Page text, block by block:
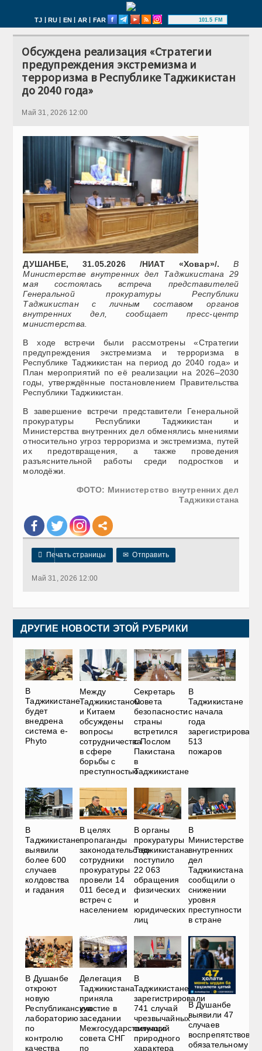
TJ | RU | EN | AR | FAR 101.5 FM
Обсуждена реализация «Стратегии
предупреждения экстремизма и
терроризма в Республике Таджикистан
до 2040 года»
Май 31, 2026 12:00
ДУШАНБЕ, 31.05.2026 /НИАТ «Ховар»/.
В
Министерстве внутренних дел Таджикистана 29
мая состоялась встреча представителей
Генеральной прокуратуры Республики
Таджикистан с личным составом органов
внутренних дел, сообщает пресс-центр
министерства.
В ходе встречи были рассмотрены «Стратегии
предупреждения экстремизма и терроризма в
Республике Таджикистан на период до 2040 года» и
План мероприятий по её реализации на 2026–2030
годы, утверждённые постановлением Правительства
Республики Таджикистан.
В завершение встречи представители Генеральной
прокуратуры Республики Таджикистан и
Министерства внутренних дел обменялись мнениями
относительно угроз терроризма и экстремизма, путей
их предотвращения, а также проведения
разъяснительной работы среди подростков и
молодёжи.
ФОТО: Министерство внутренних дел
Таджикистана
 Печать страницы ✉ Отправить
Май 31, 2026 12:00
ДРУГИЕ НОВОСТИ ЭТОЙ РУБРИКИ
В
Таджикистане
будет
внедрена
система e-
Phyto
Между
Таджикистаном
и Китаем
обсуждены
вопросы
сотрудничества
в сфере
борьбы с
преступностью
Секретарь
Совета
безопасности
страны
встретился
с Послом
Пакистана
в
Таджикистане
В
Таджикистане
с начала
года
зарегистрировано
513
пожаров
В
Таджикистане
выявили
более 600
случаев
колдовства
и гадания
В целях
пропаганды
законодательства
сотрудники
прокуратуры
провели 14
011 бесед и
встреч с
населением
В органы
прокуратуры
Таджикистана
поступило
22 063
обращения
физических
и
юридических
лиц
В
Министерстве
внутренних
дел
Таджикистана
сообщили о
снижении
уровня
преступности
в стране
В Душанбе
откроют
новую
Республиканскую
лабораторию
по
контролю
качества
Делегация
Таджикистана
приняла
участие в
заседании
Межгосударственного
совета СНГ
по
В
Таджикистане
зарегистрировали
741 случай
чрезвычайных
ситуаций
природного
характера
В Душанбе
выявили 47
случаев
обязательному